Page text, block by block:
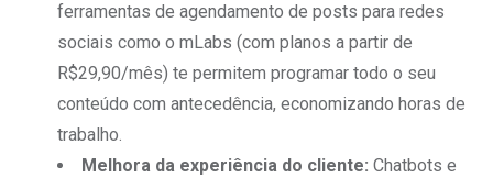
ferramentas de agendamento de posts para redes
sociais como o mLabs (com planos a partir de
R$29,90/mês) te permitem programar todo o seu
conteúdo com antecedência, economizando horas de
trabalho.
Melhora da experiência do cliente: Chatbots e